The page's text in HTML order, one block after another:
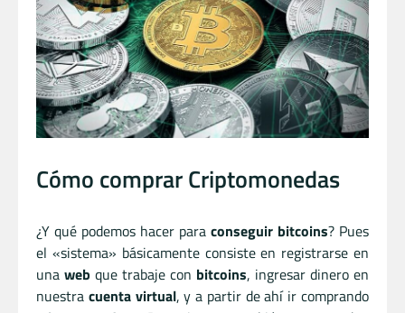
Cómo comprar Criptomonedas
¿Y qué podemos hacer para conseguir bitcoins? Pues
el «sistema» básicamente consiste en registrarse en
una web que trabaje con bitcoins, ingresar dinero en
nuestra cuenta virtual, y a partir de ahí ir comprando